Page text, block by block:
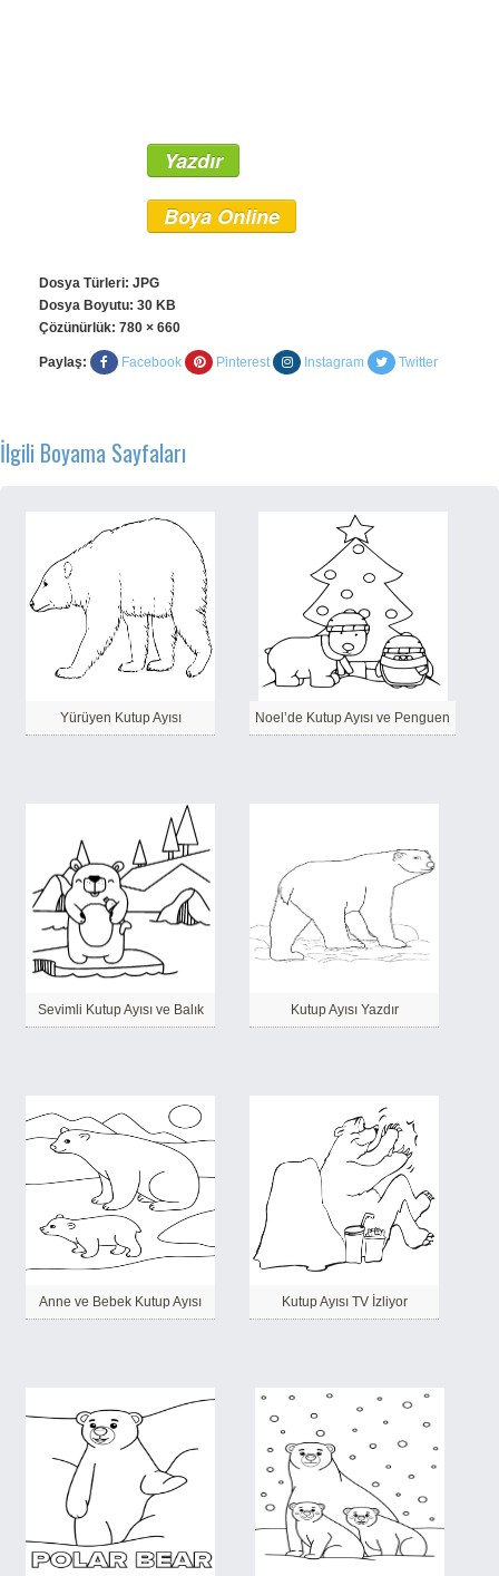
Yazdır
Boya Online
Dosya Türleri: JPG
Dosya Boyutu: 30 KB
Çözünürlük: 780 × 660
Paylaş: Facebook Pinterest Instagram Twitter
İlgili Boyama Sayfaları
Yürüyen Kutup Ayısı Noel’de Kutup Ayısı ve Penguen
Sevimli Kutup Ayısı ve Balık Kutup Ayısı Yazdır
Anne ve Bebek Kutup Ayısı Kutup Ayısı TV İzliyor